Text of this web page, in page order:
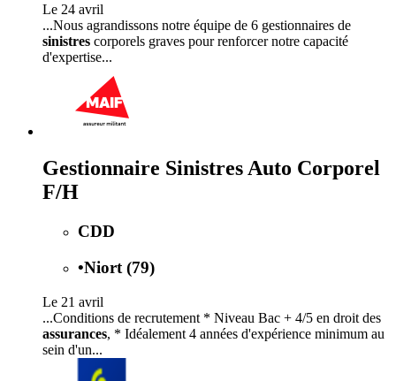
Le 24 avril
...Nous agrandissons notre équipe de 6 gestionnaires de
sinistres corporels graves pour renforcer notre capacité
d'expertise...
Gestionnaire Sinistres Auto Corporel
F/H
CDD
•Niort (79)
Le 21 avril
...Conditions de recrutement * Niveau Bac + 4/5 en droit des
assurances, * Idéalement 4 années d'expérience minimum au
sein d'un...